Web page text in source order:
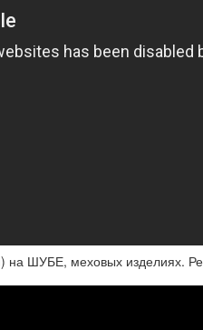
на ШУБЕ, меховых изделиях.